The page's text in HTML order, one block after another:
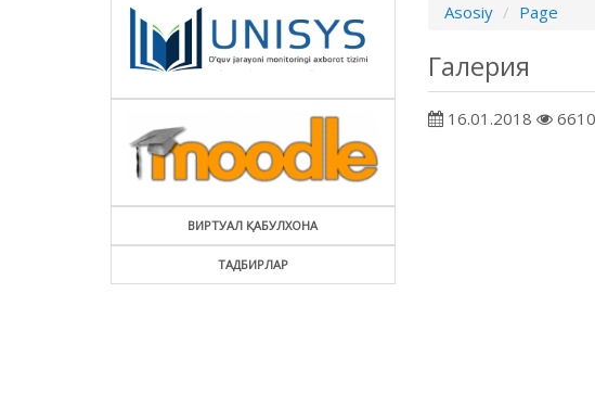
ВИРТУАЛ ҚАБУЛХОНА
ТАДБИРЛАР
Asosiy Page
Галерия
16.01.2018 6610